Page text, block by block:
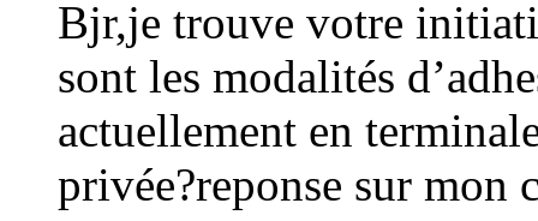
Bjr,je trouve votre
sont les modalités
actuellement en
privée?reponse sur mon